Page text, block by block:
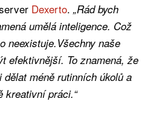
Dexerto. „Rád bych
umělá inteligence. Což
neexistuje.Všechny naše
efektivnější. To znamená, že
méně rutinních úkolů a
kreativní práci.“